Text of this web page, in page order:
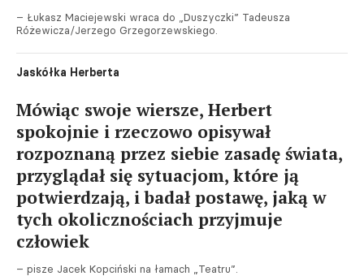
– Łukasz Maciejewski wraca do „Duszyczki” Tadeusza
Różewicza/Jerzego Grzegorzewskiego.
Jaskółka Herberta
Mówiąc swoje wiersze, Herbert
spokojnie i rzeczowo opisywał
rozpoznaną przez siebie zasadę świata,
przyglądał się sytuacjom, które ją
potwierdzają, i badał postawę, jaką w
tych okolicznościach przyjmuje
człowiek
– pisze Jacek Kopciński na łamach „Teatru”.